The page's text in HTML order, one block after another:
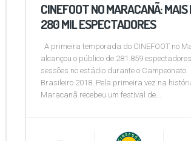
CINEFOOT NO MARACANÃ: MAIS
280 MIL ESPECTADORES
A primeira temporada do CINEFOOT no
alcançou o público de 281.859
sessões no estádio durante o Campeonato
Brasileiro 2018. Pela primeira vez na
Maracanã recebeu um festival de...